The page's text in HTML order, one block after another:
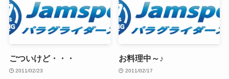
ごついけど・・・
2011/02/23
お料理中～♪
2011/02/17